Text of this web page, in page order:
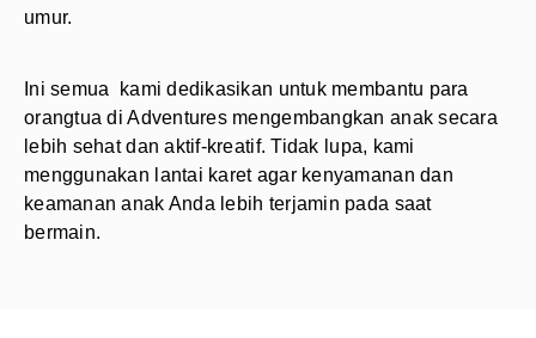
umur.
Ini semua kami dedikasikan untuk membantu para
orangtua di Adventures mengembangkan anak secara
lebih sehat dan aktif-kreatif. Tidak lupa, kami
menggunakan lantai karet agar kenyamanan dan
keamanan anak Anda lebih terjamin pada saat
bermain.